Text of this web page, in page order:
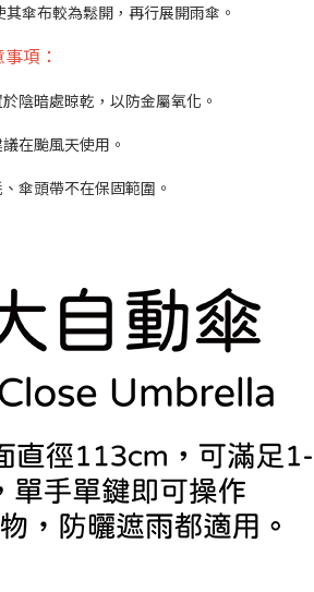
傘布較為鬆開，再行展開雨傘。
項：
陰暗處晾乾，以防金屬氧化。
在颱風天使用。
傘頭帶不在保固範圍。